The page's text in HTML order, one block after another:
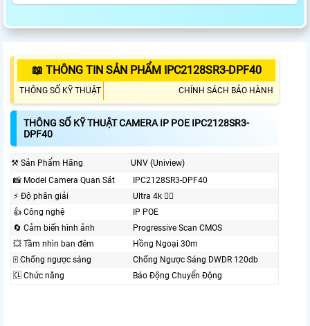
📖 THÔNG TIN SẢN PHẨM IPC2128SR3-DPF40
THÔNG SỐ KỸ THUẬT CHÍNH SÁCH BẢO HÀNH
THÔNG SỐ KỸ THUẬT CAMERA IP POE IPC2128SR3-
DPF40
⚒ Sản Phẩm Hãng
UNV (Uniview)
📸 Model Camera Quan Sát
IPC2128SR3-DPF40
️⚡ Độ phân giải
Ultra 4k 👍🏾
👍 Công nghệ
IP POE
🔄 Cảm biến hình ảnh
Progressive Scan CMOS
💥 Tầm nhìn ban đêm
Hồng Ngoại 30m
🀄 Chống ngược sáng
Chống Ngược Sáng DWDR 120db
🆑 Chức năng
Báo Động Chuyển Động